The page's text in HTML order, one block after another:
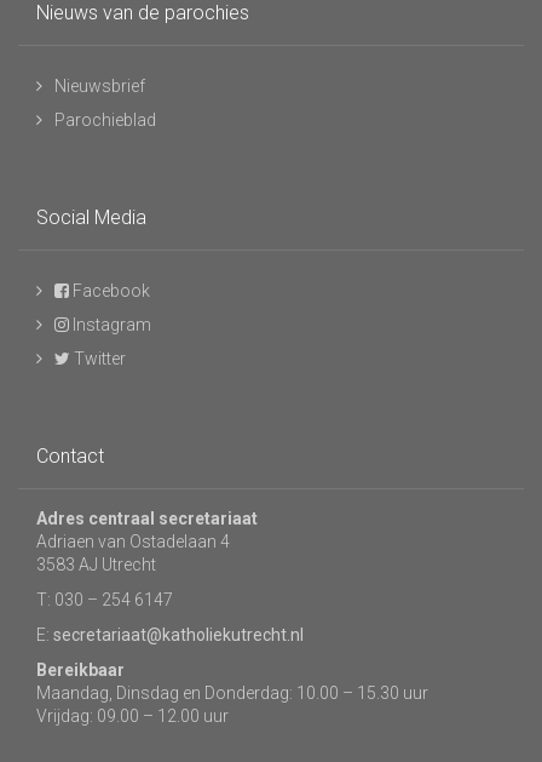
Nieuws van de parochies
Nieuwsbrief
Parochieblad
Social Media
Facebook
Instagram
Twitter
Contact
Adres centraal secretariaat
Adriaen van Ostadelaan 4
3583 AJ Utrecht
T: 030 – 254 6147
E: secretariaat@katholiekutrecht.nl
Bereikbaar
Maandag, Dinsdag en Donderdag: 10.00 – 15.30 uur
Vrijdag: 09.00 – 12.00 uur